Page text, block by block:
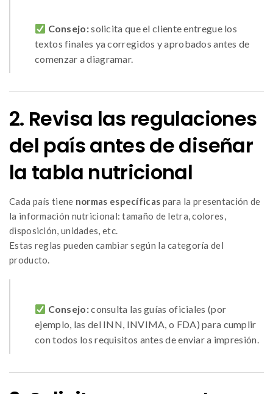
Consejo:solicita que el cliente entregue los
textos finales ya corregidos y aprobados antes de
comenzar a diagramar.
2. Revisa las regulaciones
del país antes de diseñar
la tabla nutricional
Cada país tiene normas específicas para la presentación de
la información nutricional: tamaño de letra, colores,
disposición, unidades, etc.
Estas reglas pueden cambiar según la categoría del
producto.
Consejo:consulta las guías oficiales (por
ejemplo, las del INN, INVIMA, o FDA) para cumplir
con todos los requisitos antes de enviar a impresión.